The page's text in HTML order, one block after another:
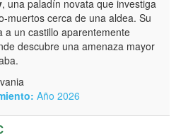
, una paladín novata que investiga
muertos cerca de una aldea. Su
a un castillo aparentemente
descubre una amenaza mayor
Año 2026